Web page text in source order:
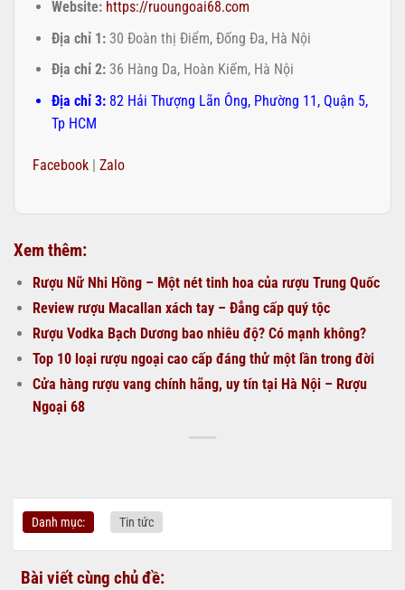
Website: https://ruoungoai68.com
Địa chỉ 1:30 Đoàn thị Điểm, Đống Đa, Hà Nội
Địa chỉ 2:36 Hàng Da, Hoàn Kiếm, Hà Nội
Địa chỉ 3:82 Hải Thượng Lãn Ông, Phường 11, Quận 5,
Tp HCM
Facebook | Zalo
Xem thêm:
Rượu Nữ Nhi Hồng – Một nét tinh hoa của rượu Trung Quốc
Review rượu Macallan xách tay – Đẳng cấp quý tộc
Rượu Vodka Bạch Dương bao nhiêu độ? Có mạnh không?
Top 10 loại rượu ngoại cao cấp đáng thử một lần trong đời
Cửa hàng rượu vang chính hãng, uy tín tại Hà Nội – Rượu
Ngoại 68
Danh mục: Tin tức
Bài viết cùng chủ đề: